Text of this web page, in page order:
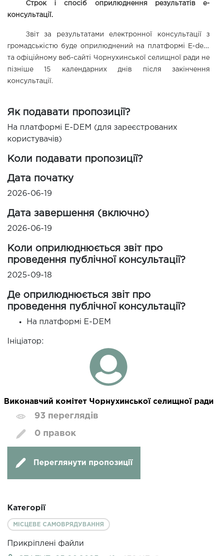
Строк і спосіб оприлюднення результатів е-
консультації.
Звіт за результатами електронної консультації з
громадськістю буде оприлюднений на платформі E-dem
та офіційному веб-сайті Чорнухинської селищної ради не
пізніше 15 календарних днів після закінчення
консультації.
Як подавати пропозиції?
На платформі E-DEM (для зареєстрованих
користувачів)
Коли подавати пропозиції?
Дата початку
2026-06-19
Дата завершення (включно)
2026-06-19
Коли оприлюднюється звіт про
проведення публічної консультації?
2025-09-18
Де оприлюднюється звіт про
проведення публічної консультації?
На платформі E-DEM
Ініціатор:
Виконавчий комітет Чорнухинської селищної ради
93 переглядів
0 правок
Переглянути пропозиції
Категорії
МІСЦЕВЕ САМОВРЯДУВАННЯ
Прикріплені файли